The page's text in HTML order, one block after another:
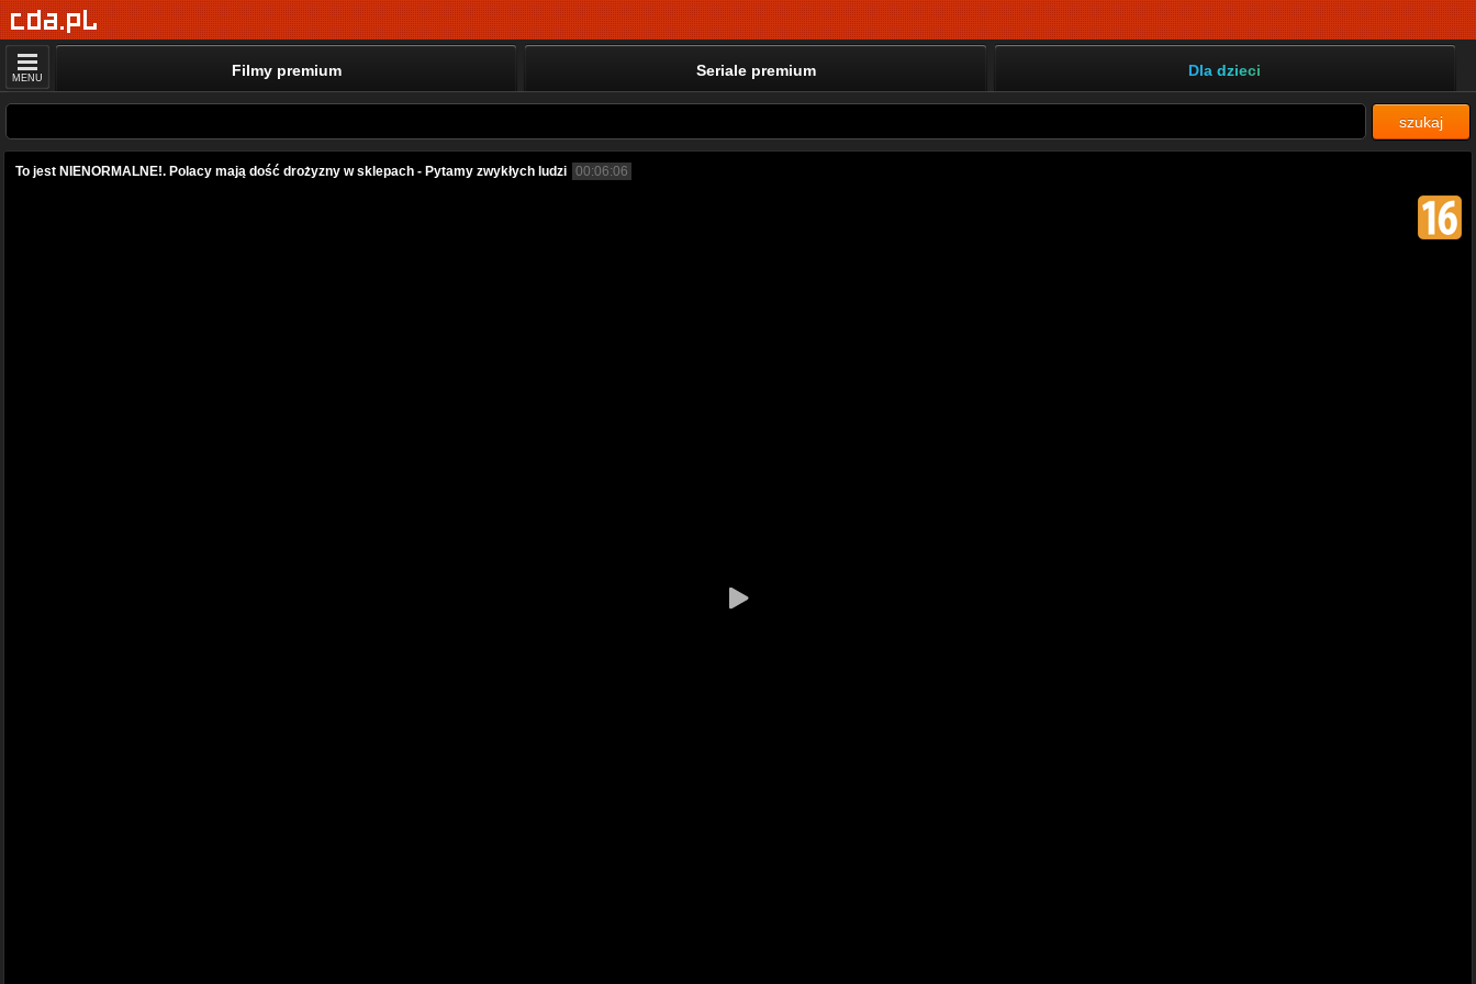
MENU Filmy premium Seriale premium Dla dzieci
szukaj
To jest NIENORMALNE!. Polacy mają dość drożyzny w sklepach - Pytamy zwykłych ludzi 00:06:06